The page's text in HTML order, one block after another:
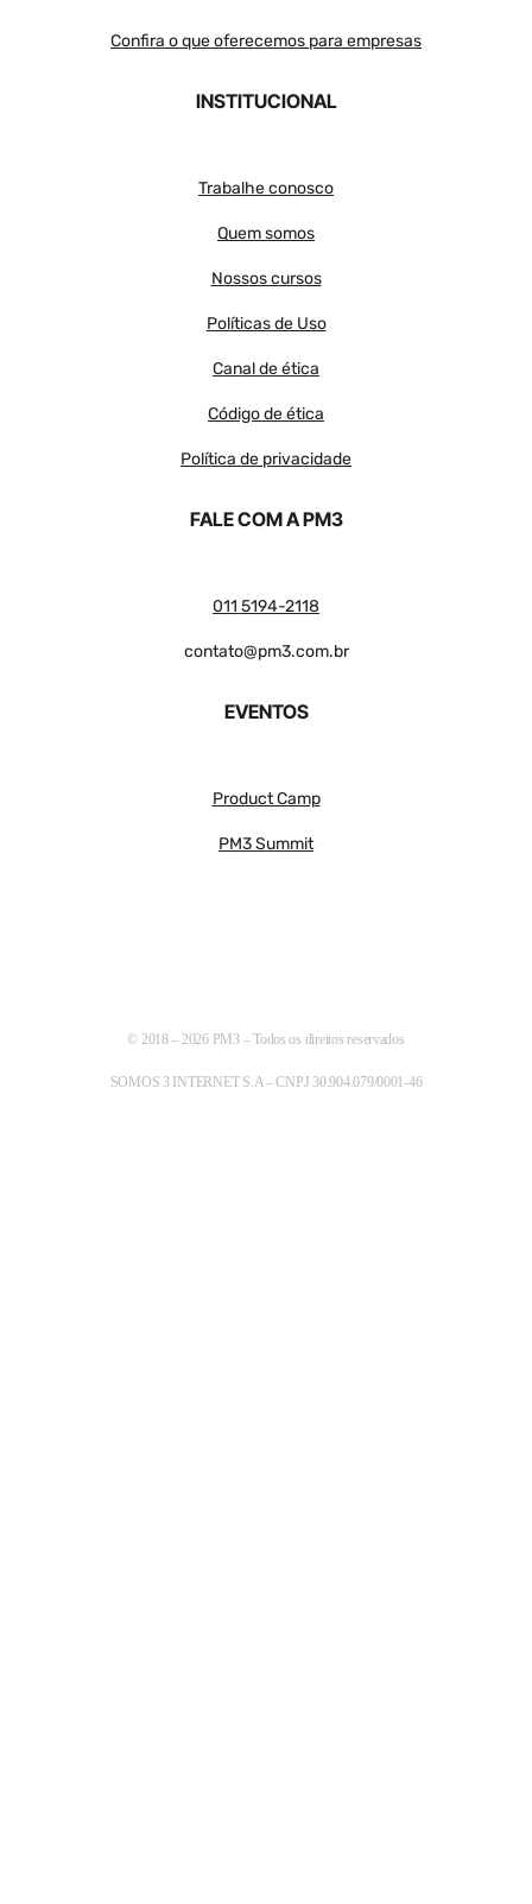
Confira o que oferecemos para empresas
INSTITUCIONAL
Trabalhe conosco
Quem somos
Nossos cursos
Políticas de Uso
Canal de ética
Código de ética
Política de privacidade
FALE COM A PM3
011 5194-2118
contato@pm3.com.br
EVENTOS
Product Camp
PM3 Summit
© 2018 – 2026 PM3 – Todos os direitos reservados
SOMOS 3 INTERNET S.A – CNPJ 30.904.079/0001-46